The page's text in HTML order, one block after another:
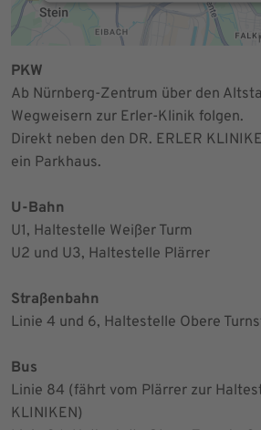
PKW
Ab Nürnberg-Zentrum über den
Wegweisern zur Erler-Klinik folgen.
Direkt neben den DR. ERLER
ein Parkhaus.
U-Bahn
U1, Haltestelle Weißer Turm
U2 und U3, Haltestelle Plärrer
Straßenbahn
Linie 4 und 6, Haltestelle Obere
Bus
Linie 84 (fährt vom Plärrer zur
KLINIKEN)